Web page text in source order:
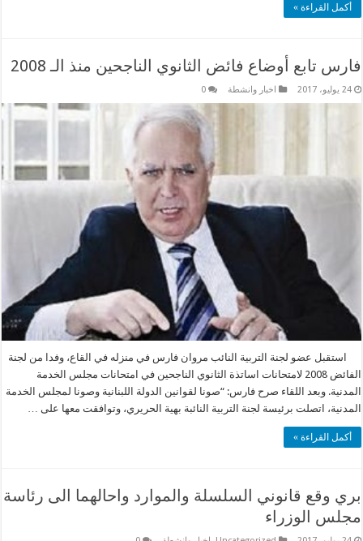
أكمل القراءة »
فارس تابع أوضاع فائض الثانوي الناجحين منذ الـ 2008
24 يوليو، 2017 اخبار وانشطة 0
استقبل عضو لجنة التربية النائب مروان فارس في منزله في القاع، وفدا من لجنة
الفائض 2008 لامتحانات اساتذة الثانوي الناجحين في امتحانات مجلس الخدمة
المدنية. وبعد اللقاء صرح فارس: “صونا لقوانين الدولة اللبنانية وصونا لمجلس الخدمة
المدنية، اتصلت برئيسة لجنة التربية النائبة بهية الحريري، وتوافقت معها على …
أكمل القراءة »
بري وقع قانوني السلسلة والموارد واحالهما الى رئاسة
مجلس الوزراء